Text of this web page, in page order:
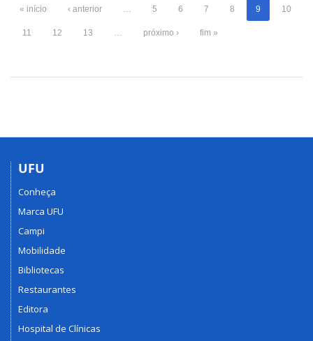
« início ‹ anterior … 5 6 7 8 9 10
11 12 13 … próximo › fim »
UFU
Conheça
Marca UFU
Campi
Mobilidade
Bibliotecas
Restaurantes
Editora
Hospital de Clínicas